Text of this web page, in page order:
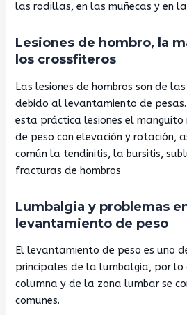
las rodillas, en las muñecas y en
Lesiones de hombro, la
los crossfiteros
Las lesiones de hombros son de
debido al levantamiento de pesas.
esta práctica lesiones el
de peso con elevación y rotación,
común la tendinitis, la bursitis,
fracturas de hombros
Lumbalgia y problemas
levantamiento de peso
El levantamiento de peso es uno
principales de la lumbalgia, por lo
columna y de la zona lumbar se
comunes.